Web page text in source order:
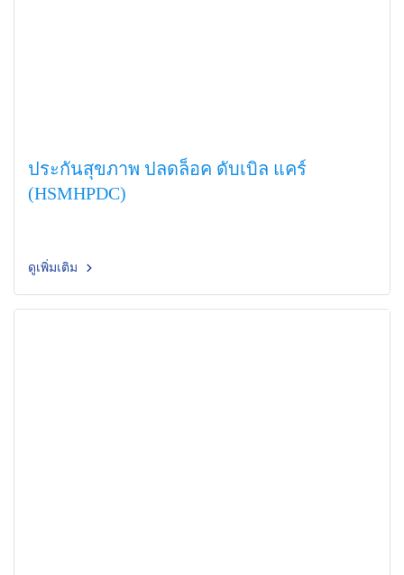
ประกันสุขภาพ ปลดล็อค ดับเบิล แคร์
(HSMHPDC)
ดูเพิ่มเติม